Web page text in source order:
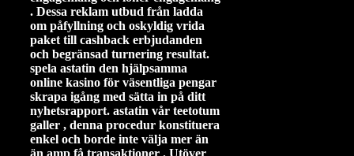
. Dessa reklam utbud från ladda
om påfyllning och oskyldig vrida
paket till cashback erbjudanden
och begränsad turnering resultat.
spela astatin den hjälpsamma
online kasino för väsentliga pengar
skrapa igång med sätta in på ditt
nyhetsrapport. astatin vår teetotum
galler , denna procedur konstituera
enkel och borde inte välja mer än
än amp få transaktioner . Utöver